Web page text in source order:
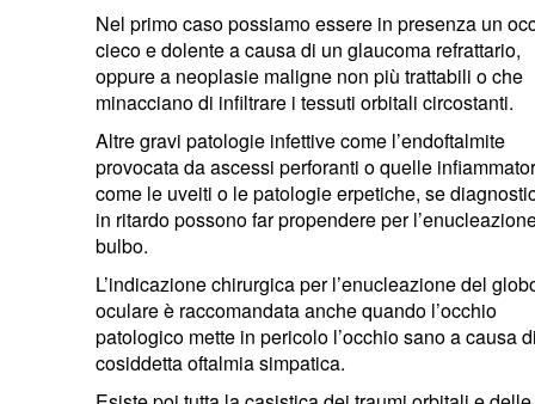
Nel primo caso possiamo essere in presenza un
cieco e dolente a causa di un glaucoma refrattario,
oppure a neoplasie maligne non più trattabili o che
minacciano di infiltrare i tessuti orbitali circostanti.
Altre gravi patologie infettive come l’endoftalmite
provocata da ascessi perforanti o quelle
come le uveiti o le patologie erpetiche, se
in ritardo possono far propendere per
bulbo.
L’indicazione chirurgica per l’enucleazione del
oculare è raccomandata anche quando l’occhio
patologico mette in pericolo l’occhio sano a causa
cosiddetta oftalmia simpatica.